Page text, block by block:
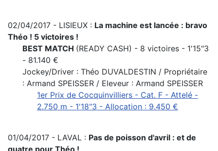
02/04/2017 - LISIEUX : La machine est lancée : bravo
Théo ! 5 victoires !
BEST MATCH (READY CASH) - 8 victoires - 1'15"3
- 81.140 €
Jockey/Driver : Théo DUVALDESTIN / Propriétaire
: Armand SPEISSER / Eleveur : Armand SPEISSER
1er Prix de Cocquinvilliers - Cat. F - Attelé -
2.750 m - 1'18"3 - Allocation : 9.450 €
01/04/2017 - LAVAL : Pas de poisson d'avril : et de